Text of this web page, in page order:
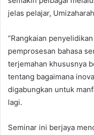
jelas pelajar,
“Rangkaian
pemprosesan bahasa
terjemahan khususnya
tentang bagaimana
digabungkan untuk
lagi.
Seminar ini berjaya